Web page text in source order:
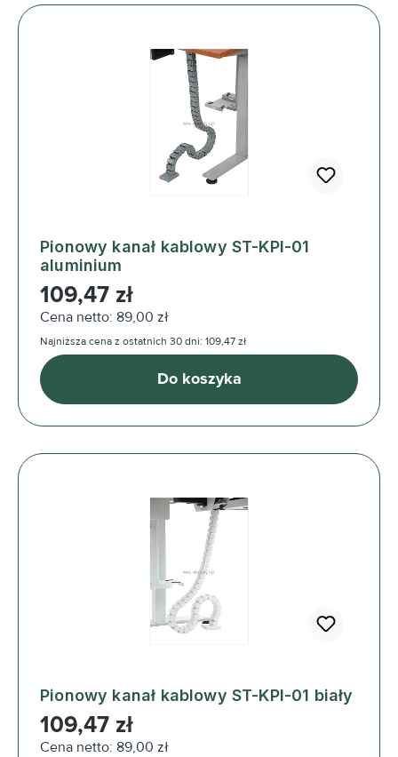
Pionowy kanał kablowy ST-KPI-01
aluminium
Cena regularna:
109,47 zł
Cena netto: 89,00 zł
Najniższa cena z ostatnich 30 dni: 109,47 zł
Do koszyka
Pionowy kanał kablowy ST-KPI-01 biały
Cena regularna:
109,47 zł
Cena netto: 89,00 zł